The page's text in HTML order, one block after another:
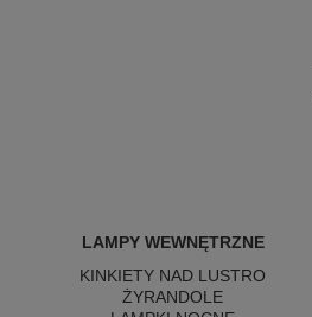
LAMPY WEWNĘTRZNE
KINKIETY NAD LUSTRO
ŻYRANDOLE